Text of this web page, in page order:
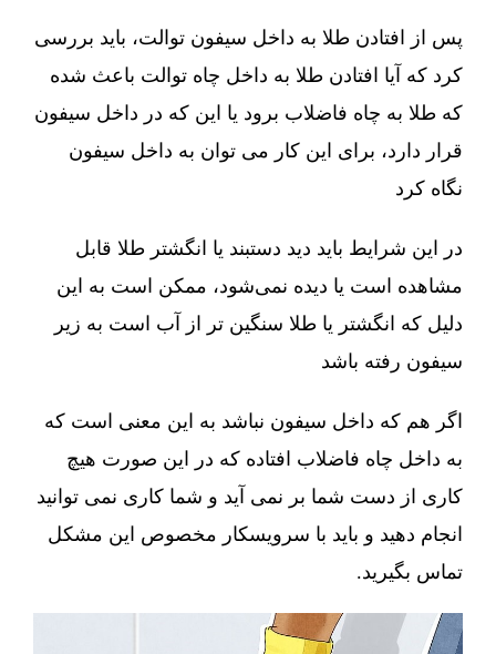
پس از افتادن طلا به داخل سیفون توالت، باید بررسی
کرد که آیا افتادن طلا به داخل چاه توالت باعث شده
که طلا به چاه فاضلاب برود یا این که در داخل سیفون
قرار دارد، برای این کار می توان به داخل سیفون
نگاه کرد
در این شرایط باید دید دستبند یا انگشتر طلا قابل
مشاهده است یا دیده نمی‌شود، ممکن است به این
دلیل که انگشتر یا طلا سنگین تر از آب است به زیر
سیفون رفته باشد
اگر هم که داخل سیفون نباشد به این معنی است که
به داخل چاه فاضلاب افتاده که در این صورت هیچ
کاری از دست شما بر نمی آید و شما کاری نمی توانید
انجام دهید و باید با سرویسکار مخصوص این مشکل
تماس بگیرید.